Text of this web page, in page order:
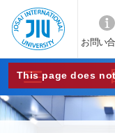
JIU
城西
お問い
This page does